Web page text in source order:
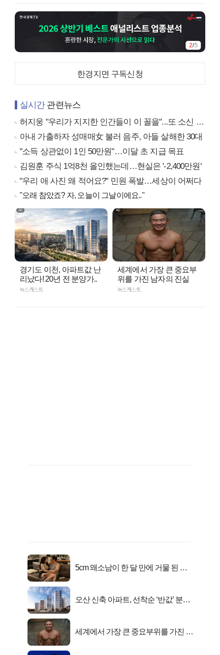
2/5
한경지면 구독신청
실시간관련뉴스
허지웅 "우리가 지지한 인간들이 이 꼴을"...또 소신 발언
아내 가출하자 성매매女 불러 음주, 아들 살해한 30대
"소득 상관없이 1인 50만원"…이달 초 지급 목표
김원훈 주식 1억8천 올인했는데…현실은 '-2,400만원'
"우리 애 사진 왜 적어요?" 민원 폭발…세상이 어쩌다
"오래 참았죠? 자, 오늘이 그날이에요.."
경기도 이천, 아파트값 난
리났다! 20년 전 분양가..
뉴스캐스트
세계에서 가장 큰 중요부
위를 가진 남자의 진실
뉴스캐스트
5cm 왜소남이 한 달 만에 거물 된 사
오산 신축 아파트, 선착순 ‘반값’ 분양
세계에서 가장 큰 중요부위를 가진 남